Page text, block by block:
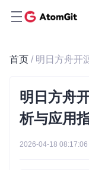
首页 / 明日方舟开
明日方舟
析与应用
2026-04-18 08:17:06